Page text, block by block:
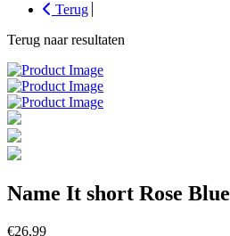
Terug
Terug naar resultaten
Name It short Rose Blue
€26,99